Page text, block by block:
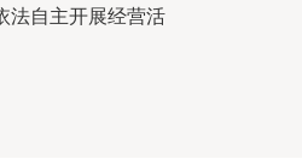
法自主开展经营活